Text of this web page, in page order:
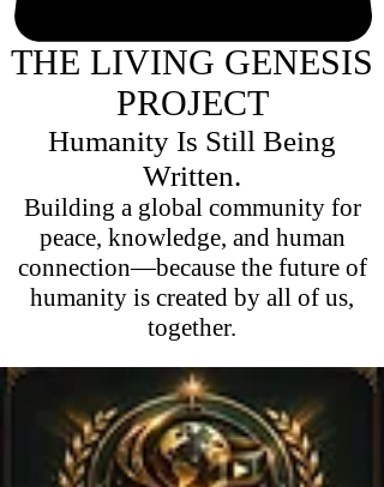
THE LIVING GENESIS
PROJECT
Humanity Is Still Being
Written.
Building a global community for
peace, knowledge, and human
connection—because the future of
humanity is created by all of us,
together.